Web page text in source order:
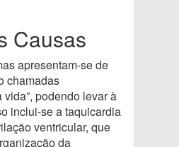
Causas
apresentam-se de
chamadas
vida”, podendo levar à
inclui-se a taquicardia
ventricular, que
da